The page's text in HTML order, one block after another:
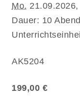
Mo.
Dauer: 10
AK5204
199,00 €